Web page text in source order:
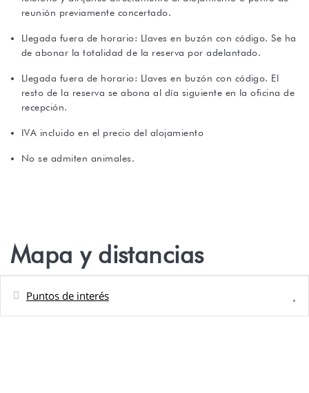
reunión previamente concertado.
Llegada fuera de horario: Llaves en buzón con código. Se ha
de abonar la totalidad de la reserva por adelantado.
Llegada fuera de horario: Llaves en buzón con código. El
resto de la reserva se abona al día siguiente en la oficina de
recepción.
IVA incluido en el precio del alojamiento
No se admiten animales.
Mapa y distancias
Puntos de interés